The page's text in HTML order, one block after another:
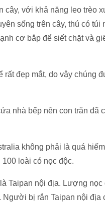
cây, với khả năng leo trèo
sống trên cây, thú có túi
cơ bắp để siết chặt và
rất đẹp mắt, do vậy chúng
nhà bếp nên con trăn đã
không phải là quá
loài có nọc độc.
Taipan nội địa. Lượng
bị rắn Taipan nội địa